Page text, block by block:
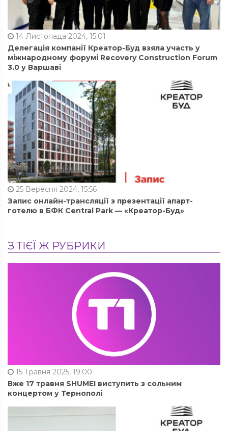
14 Листопада 2024, 15:01
Делегація компанії Креатор-Буд взяла участь у
міжнародному форумі Recovery Construction Forum
3.0 у Варшаві
25 Вересня 2024, 15:56
Запис онлайн-трансляції з презентації апарт-
готелю в БФК Central Park — «Креатор-Буд»
З ТІЄЇ Ж РУБРИКИ
15 Травня 2025, 19:00
Вже 17 травня SHUMEI виступить з сольним
концертом у Тернополі